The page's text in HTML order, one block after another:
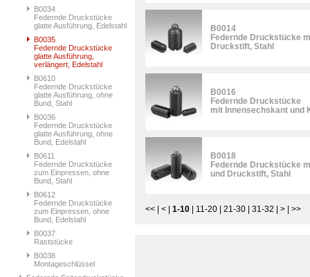
B0034
Federnde Druckstücke
glatte Ausführung, Edelstahl
B0035
Federnde Druckstücke
glatte Ausführung,
verlängert, Edelstahl
B0610
Federnde Druckstücke
glatte Ausführung, ohne
Bund, Stahl
B0036
Federnde Druckstücke
glatte Ausführung, ohne
Bund, Edelstahl
B0611
Federnde Druckstücke
zum Einpressen, ohne
Bund, Stahl
B0612
Federnde Druckstücke
zum Einpressen, ohne
Bund, Edelstahl
B0037
Raststücke
B0038
Montageschlüssel
B0014
Federnde Druckstücke
Druckstift, Stahl
B0016
Federnde Druckstücke
mit Innensechskant und
B0018
Federnde Druckstücke
und Druckstift, Stahl
<< < 1-10 11-20 21-30 31-32 > >>